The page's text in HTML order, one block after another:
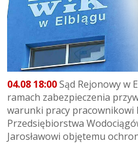
04.08 18:00Sąd Rejonowy w
ramach zabezpieczenia
warunki pracy pracownikowi
Przedsiębiorstwa
Jarosławowi objętemu